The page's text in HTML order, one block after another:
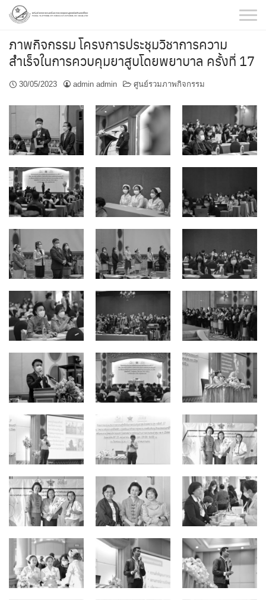
Skip
ภาพกิจกรรม โครงการประชุมวิชาการความ
สำเร็จในการควบคุมยาสูบโดยพยาบาล ครั้งที่ 17
30/05/2023 admin admin ศูนย์รวมภาพกิจกรรม